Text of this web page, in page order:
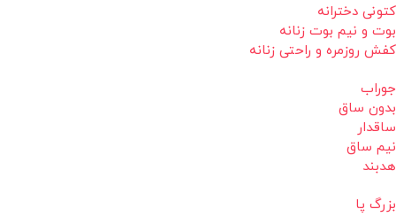
کتونی دخترانه
بوت و نیم بوت زنانه
کفش روزمره و راحتی زنانه
جوراب
بدون ساق
ساقدار
نیم ساق
هدبند
بزرگ پا